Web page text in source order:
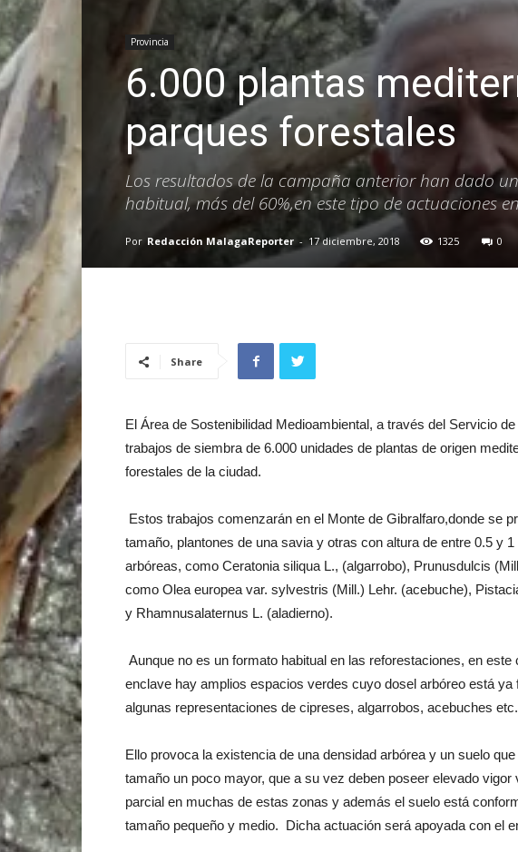
Provincia
6.000 plantas
parques forestales
Los resultados de la campaña anterior han dado
habitual, más del 60%,en este tipo de actuaciones
Por Redacción MalagaReporter - 17 diciembre, 2018 1325 0
Share
El Área de Sostenibilidad Medioambiental, a través del Servicio
trabajos de siembra de 6.000 unidades de plantas de origen
forestales de la ciudad.
Estos trabajos comenzarán en el Monte de Gibralfaro,donde se
tamaño, plantones de una savia y otras con altura de entre 0.5 y
arbóreas, como Ceratonia siliqua L., (algarrobo), Prunusdulcis
como Olea europea var. sylvestris (Mill.) Lehr. (acebuche),
y Rhamnusalaternus L. (aladierno).
Aunque no es un formato habitual en las reforestaciones, en
enclave hay amplios espacios verdes cuyo dosel arbóreo está
algunas representaciones de cipreses, algarrobos, acebuches etc.
Ello provoca la existencia de una densidad arbórea y un suelo
tamaño un poco mayor, que a su vez deben poseer elevado
parcial en muchas de estas zonas y además el suelo está
tamaño pequeño y medio. Dicha actuación será apoyada con el